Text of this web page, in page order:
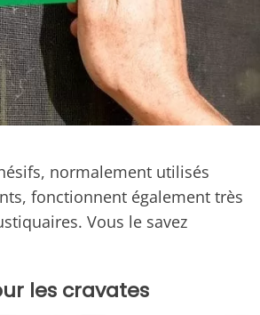
normalement utilisés
fonctionnent également très
Vous le savez
les cravates